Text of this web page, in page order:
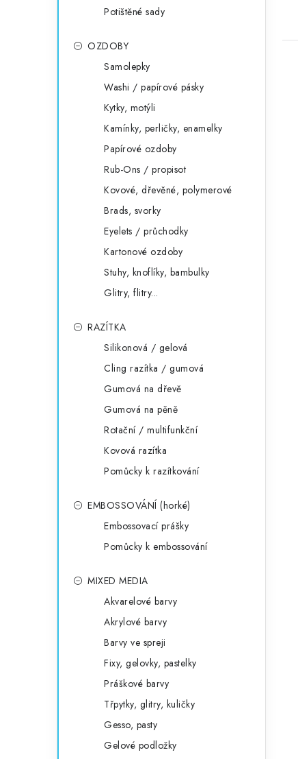
Potištěné sady
OZDOBY
Samolepky
Washi / papírové pásky
Kytky, motýli
Kamínky, perličky, enamelky
Papírové ozdoby
Rub-Ons / propisot
Kovové, dřevěné, polymerové
Brads, svorky
Eyelets / průchodky
Kartonové ozdoby
Stuhy, knoflíky, bambulky
Glitry, flitry...
RAZÍTKA
Silikonová / gelová
Cling razítka / gumová
Gumová na dřevě
Gumová na pěně
Rotační / multifunkční
Kovová razítka
Pomůcky k razítkování
EMBOSSOVÁNÍ (horké)
Embossovací prášky
Pomůcky k embossování
MIXED MEDIA
Akvarelové barvy
Akrylové barvy
Barvy ve spreji
Fixy, gelovky, pastelky
Práškové barvy
Třpytky, glitry, kuličky
Gesso, pasty
Gelové podložky